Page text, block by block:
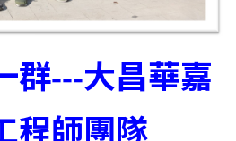
群---大昌華嘉
程師團隊